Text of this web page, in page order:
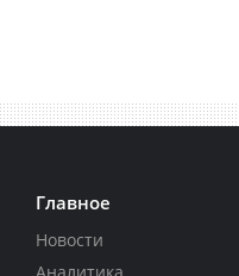
Главное
Новости